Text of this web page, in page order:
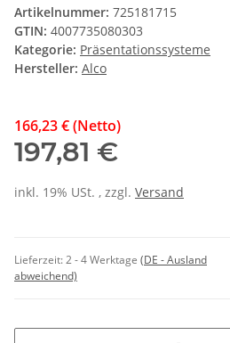
Artikelnummer: 725181715
GTIN: 4007735080303
Kategorie: Präsentationssysteme
Hersteller: Alco
166,23 € (Netto)
197,81 €
inkl. 19% USt. , zzgl. Versand
Lieferzeit:2 - 4 Werktage (DE - Ausland
abweichend)